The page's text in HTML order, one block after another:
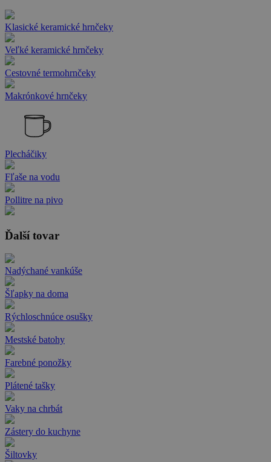
Klasické keramické hrnčeky
Veľké keramické hrnčeky
Cestovné termohrnčeky
Makrónkové hrnčeky
Plecháčiky
Fľaše na vodu
Pollitre na pivo
Ďalší tovar
Nadýchané vankúše
Šľapky na doma
Rýchloschnúce osušky
Mestské batohy
Farebné ponožky
Plátené tašky
Vaky na chrbát
Zástery do kuchyne
Šiltovky